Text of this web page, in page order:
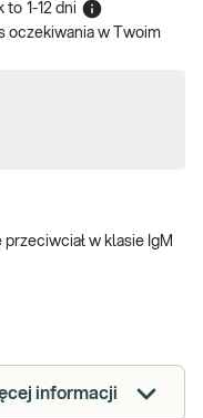
to 1-12 dni
oczekiwania w Twoim
w klasie IgM
informacji